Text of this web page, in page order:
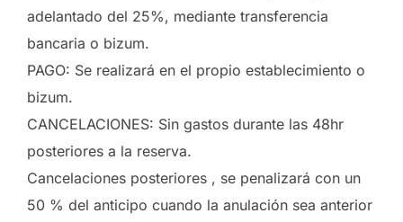
adelantado del 25%, mediante transferencia
bancaria o bizum.
PAGO: Se realizará en el propio establecimiento o
bizum.
CANCELACIONES: Sin gastos durante las 48hr
posteriores a la reserva.
Cancelaciones posteriores , se penalizará con un
50 % del anticipo cuando la anulación sea anterior